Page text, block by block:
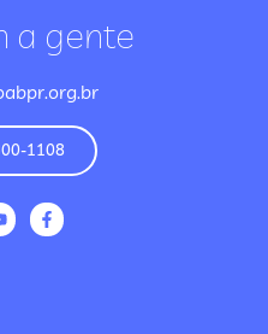
a gente
1108